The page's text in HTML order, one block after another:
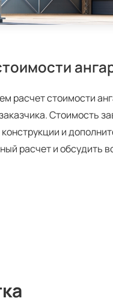
расчет стоимости
Стоимость
и
расчет и обсудить